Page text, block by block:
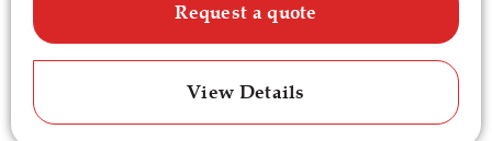
Request a quote
View Details